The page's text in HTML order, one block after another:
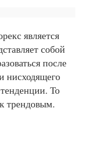
является
собой
после
нисходящего
То
трендовым.